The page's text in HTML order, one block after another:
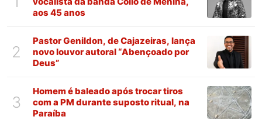
aos 45 anos
2
Pastor Genildon, de Cajazeiras, lança
novo louvor autoral “Abençoado por
Deus”
3
Homem é baleado após trocar tiros
com a PM durante suposto ritual, na
Paraíba